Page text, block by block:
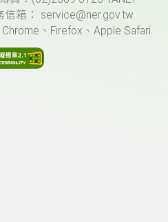
箱： service@ner.gov.tw
、Firefox、Apple Safari